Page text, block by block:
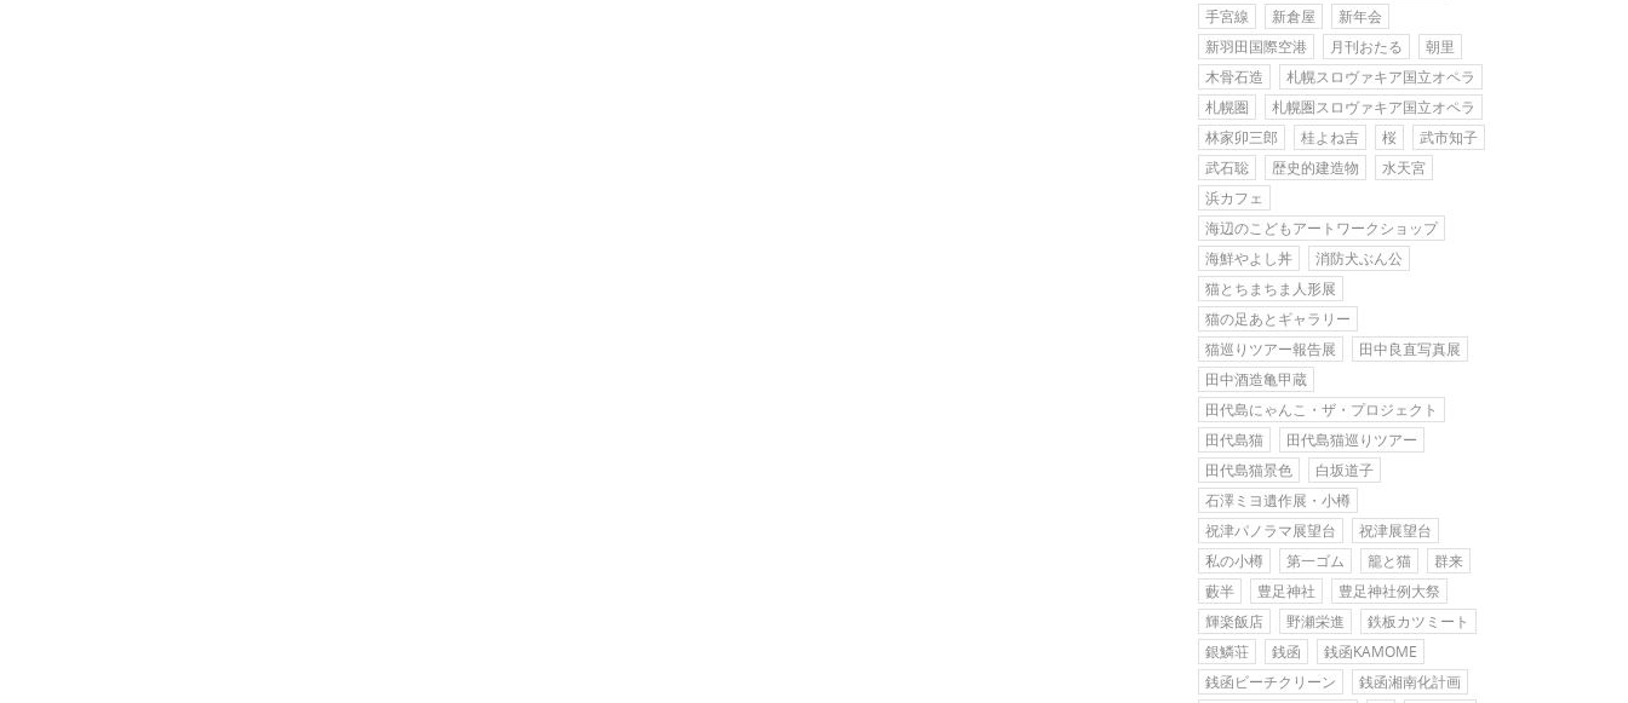
手宮線
新倉屋
新年会
新羽田国際空港
月刊おたる
朝里
木骨石造
札幌スロヴァキア国立オペラ
札幌圏
札幌圏スロヴァキア国立オペラ
林家卯三郎
桂よね吉 桜
武市知子
武石聡
歴史的建造物
水天宮
浜カフェ
海辺のこどもアートワークショップ
海鮮やよし丼
消防犬ぶん公
猫とちまちま人形展
猫の足あとギャラリー
猫巡りツアー報告展
田中良直写真展
田中酒造亀甲蔵
田代島にゃんこ・ザ・プロジェクト
田代島猫
田代島猫巡りツアー
田代島猫景色
白坂道子
石澤ミヨ遺作展・小樽
祝津パノラマ展望台
祝津展望台
私の小樽
第一ゴム 籠と猫
群来
藪半
豊足神社
豊足神社例大祭
輝楽飯店
野瀬栄進
鉄板カツミート
銀鱗荘
銭函
銭函KAMOME
銭函ビーチクリーン
銭函湘南化計画